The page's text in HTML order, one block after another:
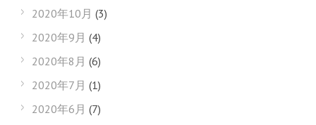
2020年10月 (3)
2020年9月 (4)
2020年8月 (6)
2020年7月 (1)
2020年6月 (7)